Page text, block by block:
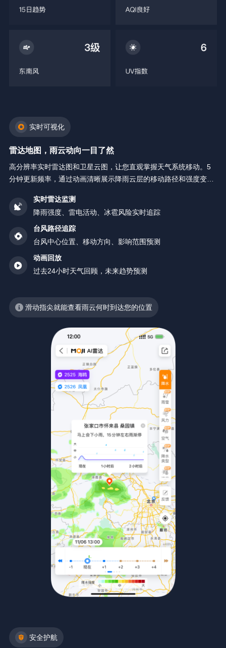
实时可视化
雷达地图，雨云动向一目了然
高分辨率实时雷达图和卫星云图，让您直观掌握天气系统移动。5
分钟更新频率，通过动画清晰展示降雨云层的移动路径和强度变
实时雷达监测
降雨强度、雷电活动、冰雹风险实时追踪
台风路径追踪
台风中心位置、移动方向、影响范围预测
动画回放
过去24小时天气回顾，未来趋势预测
滑动指尖就能查看雨云何时到达您的位置
安全护航